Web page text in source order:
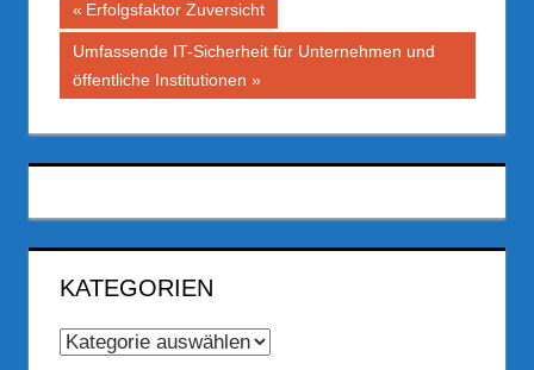
Beitragsnavigation
Vorheriger
Beitrag:
Erfolgsfaktor Zuversicht
Nächster
Beitrag:
Umfassende IT-Sicherheit für Unternehmen und
öffentliche Institutionen
KATEGORIEN
Kategorien